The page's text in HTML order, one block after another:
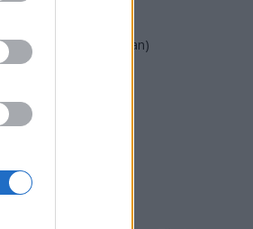
Forța Dreptei (L. Orban)
REPER
SENS
POT (Gavrilă)